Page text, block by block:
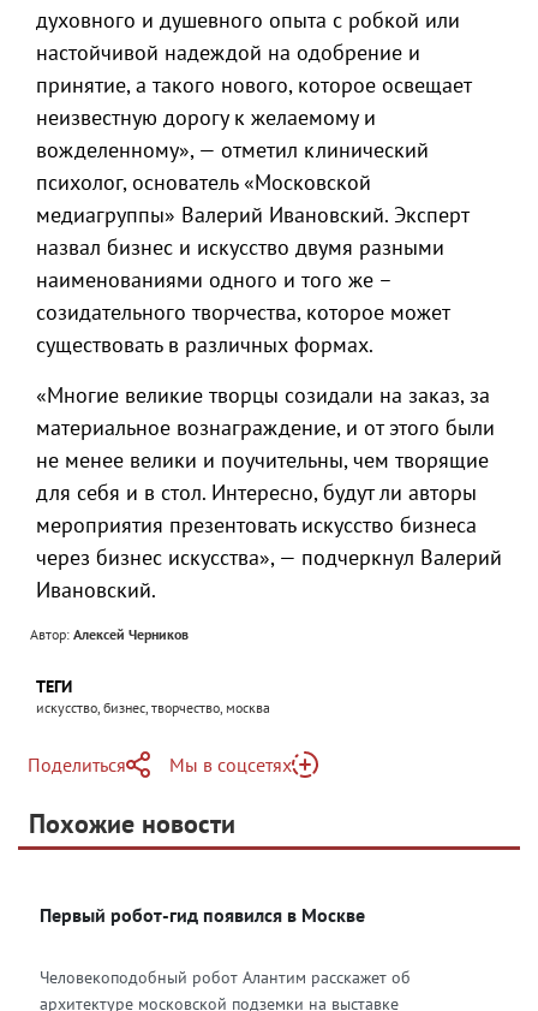
духовного и душевного опыта с робкой или
настойчивой надеждой на одобрение и
принятие, а такого нового, которое освещает
неизвестную дорогу к желаемому и
вожделенному», — отметил клинический
психолог, основатель «Московской
медиагруппы» Валерий Ивановский. Эксперт
назвал бизнес и искусство двумя разными
наименованиями одного и того же –
созидательного творчества, которое может
существовать в различных формах.
«Многие великие творцы созидали на заказ, за
материальное вознаграждение, и от этого были
не менее велики и поучительны, чем творящие
для себя и в стол. Интересно, будут ли авторы
мероприятия презентовать искусство бизнеса
через бизнес искусства», — подчеркнул Валерий
Ивановский.
Автор: Алексей Черников
ТЕГИ
искусство, бизнес, творчество, москва
Поделиться
Telegram
Одноклассники
Мы в соцсетях
Яндекс Дзен
Похожие новости
Первый робот-гид появился в Москве
Человекоподобный робот Алантим расскажет об
архитектуре московской подземки на выставке